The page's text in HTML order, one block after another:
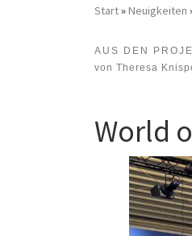
Start»Neuigkeiten
AUS DEN
von Theresa
World